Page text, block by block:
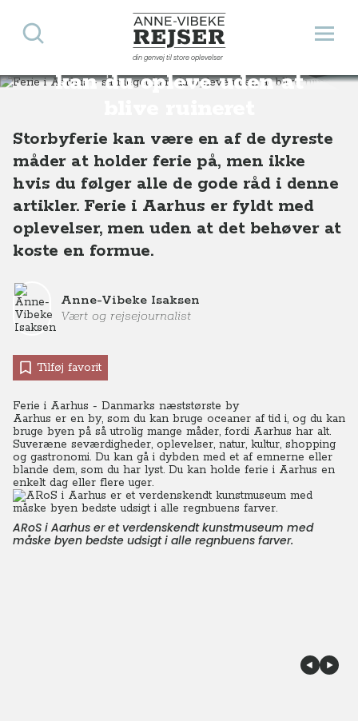
Anne-Vibeke Rejser
din genvej til store oplevelser
Åbn
Søg
Ferie i Aarhus - så meget
kan du opleve uden at
Destinationer Europa Danmark Ferie i Aarhus - så meget kan du opleve uden at blive ruineret
Storbyferie kan være en af de dyreste
måder at holder ferie på, men ikke
hvis du følger alle de gode råd i denne
artikler. Ferie i Aarhus er fyldt med
oplevelser, men uden at det behøver at
koste en formue.
Anne-Vibeke Isaksen
Vært og rejsejournalist
Tilføj favorit
Ferie i Aarhus - Danmarks næststørste by
Aarhus er en by, som du kan bruge oceaner af tid i, og du kan
bruge byen på så utrolig mange måder, fordi Aarhus har alt.
Suveræne seværdigheder, oplevelser, natur, kultur, shopping
og gastronomi. Du kan gå i dybden med et af emnerne eller
blande dem, som du har lyst. Du kan holde ferie i Aarhus en
enkelt dag eller flere uger.
ARoS i Aarhus er et verdenskendt kunstmuseum med
måske byen bedste udsigt i alle regnbuens farver.